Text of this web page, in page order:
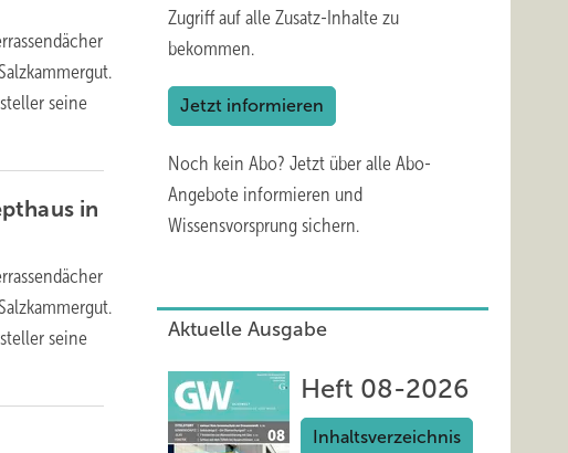
seine
in
seine
Zugriff auf alle Zusatz-Inhalte zu
bekommen.
Jetzt informieren
Noch kein Abo? Jetzt über alle Abo-
Angebote informieren und
Wissensvorsprung sichern.
Aktuelle Ausgabe
Heft 08-2026
Inhaltsverzeichnis